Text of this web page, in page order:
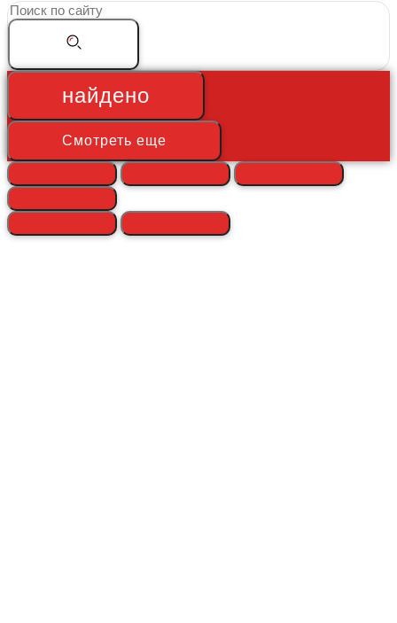
Search
...
найдено
Смотреть еще